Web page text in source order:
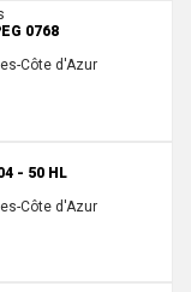
0768
Côte d'Azur
- 50 HL
Côte d'Azur